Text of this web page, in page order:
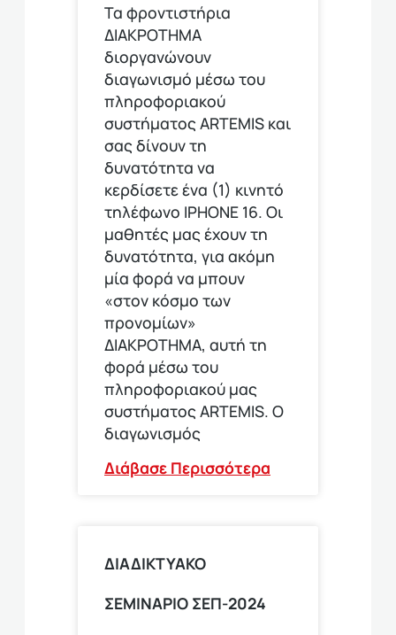
Τα φροντιστήρια
ΔΙΑΚΡΟΤΗΜΑ
διοργανώνουν
διαγωνισμό μέσω του
πληροφοριακού
συστήματος ARTEMIS και
σας δίνουν τη
δυνατότητα να
κερδίσετε ένα (1) κινητό
τηλέφωνο ΙΡΗΟΝΕ 16. Οι
μαθητές μας έχουν τη
δυνατότητα, για ακόμη
μία φορά να μπουν
«στον κόσμο των
προνομίων»
ΔΙΑΚΡΟΤΗΜΑ, αυτή τη
φορά μέσω του
πληροφοριακού μας
συστήματος ARTEMIS. Ο
διαγωνισμός
Διάβασε Περισσότερα
ΔΙΑΔΙΚΤΥΑΚΟ
ΣΕΜΙΝΑΡΙΟ ΣΕΠ-2024